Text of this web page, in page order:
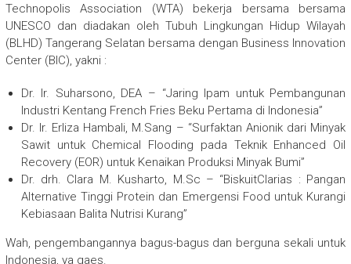
Technopolis Association (WTA) bekerja bersama bersama
UNESCO dan diadakan oleh Tubuh Lingkungan Hidup Wilayah
(BLHD) Tangerang Selatan bersama dengan Business Innovation
Center (BIC), yakni :
Dr. Ir. Suharsono, DEA – “Jaring Ipam untuk Pembangunan
Industri Kentang French Fries Beku Pertama di Indonesia”
Dr. Ir. Erliza Hambali, M.Sang – “Surfaktan Anionik dari Minyak
Sawit untuk Chemical Flooding pada Teknik Enhanced Oil
Recovery (EOR) untuk Kenaikan Produksi Minyak Bumi”
Dr. drh. Clara M. Kusharto, M.Sc – “BiskuitClarias : Pangan
Alternative Tinggi Protein dan Emergensi Food untuk Kurangi
Kebiasaan Balita Nutrisi Kurang”
Wah, pengembangannya bagus-bagus dan berguna sekali untuk
Indonesia, ya gaes.